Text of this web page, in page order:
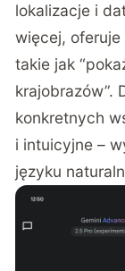
lokalizacje i
więcej,
takie jak
krajobrazów”.
konkretnych
i intuicyjne –
języku